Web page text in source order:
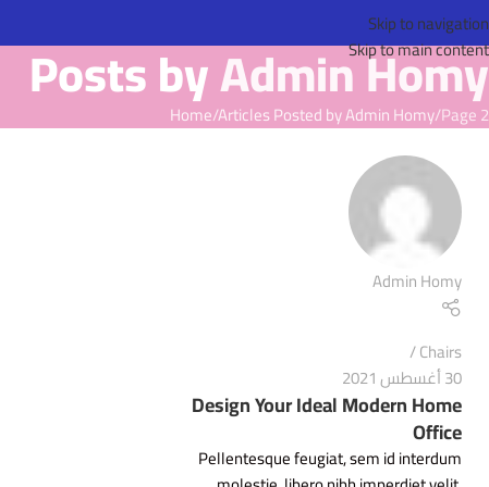
Skip to navigation
Skip to main content
Posts byAdmin Homy
Home Articles Posted by Admin Homy Page 2
Admin Homy
Chairs
30 أغسطس 2021
Design Your Ideal Modern Home
Office
Pellentesque feugiat, sem id interdum